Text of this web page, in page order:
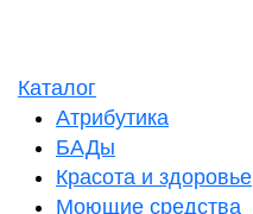
Каталог
Атрибутика
БАДы
Красота и здоровье
Моющие средства